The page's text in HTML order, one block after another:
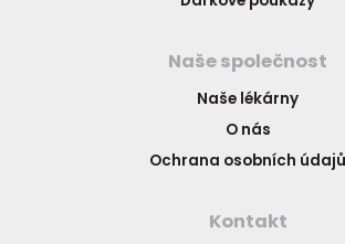
Naše společnost
Naše lékárny
O nás
Ochrana osobních údajů
Kontakt